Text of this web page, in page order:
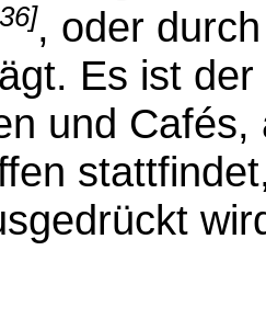
, oder
Es ist
und